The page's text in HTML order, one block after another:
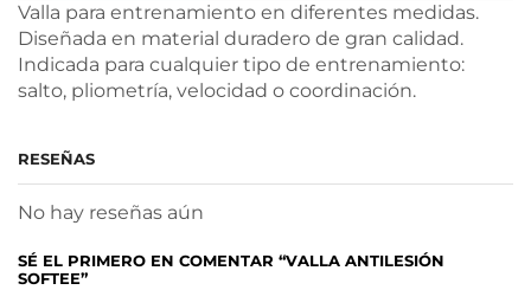
Valla para entrenamiento en diferentes medidas.
Diseñada en material duradero de gran calidad.
Indicada para cualquier tipo de entrenamiento:
salto, pliometría, velocidad o coordinación.
RESEÑAS
No hay reseñas aún
SÉ EL PRIMERO EN COMENTAR “VALLA ANTILESIÓN
SOFTEE”